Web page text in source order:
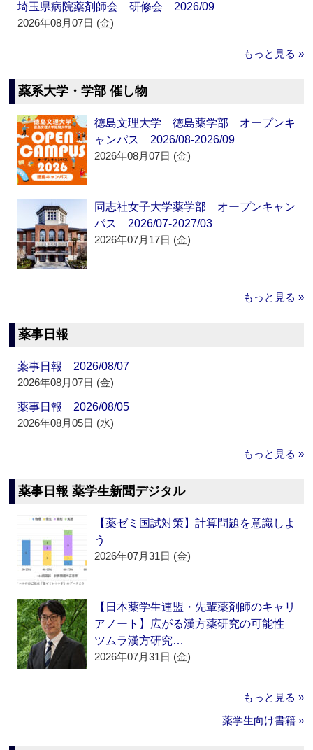
埼玉県病院薬剤師会 研修会 2026/09
2026年08月07日 (金)
もっと見る »
薬系大学・学部 催し物
徳島文理大学 徳島薬学部 オープンキ
ャンパス 2026/08-2026/09
2026年08月07日 (金)
同志社女子大学薬学部 オープンキャン
パス 2026/07-2027/03
2026年07月17日 (金)
もっと見る »
薬事日報
薬事日報 2026/08/07
2026年08月07日 (金)
薬事日報 2026/08/05
2026年08月05日 (水)
もっと見る »
薬事日報 薬学生新聞デジタル
【薬ゼミ国試対策】計算問題を意識しよ
う
2026年07月31日 (金)
【日本薬学生連盟・先輩薬剤師のキャリ
アノート】広がる漢方薬研究の可能性
ツムラ漢方研究…
2026年07月31日 (金)
もっと見る »
薬学生向け書籍 »